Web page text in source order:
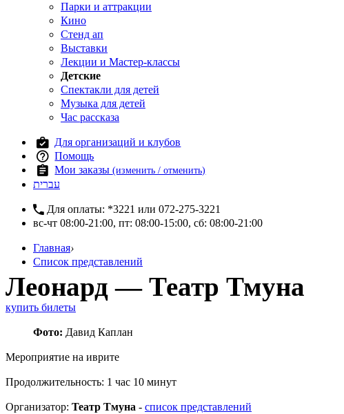
Парки и аттракции
Кино
Стенд ап
Выставки
Лекции и Мастер-классы
Детские
Спектакли для детей
Музыка для детей
Час рассказа
Для организаций и клубов
Помощь
Мои заказы(изменить / отменить)
עברית
Для оплаты: *3221 или 072-275-3221
вс-чт 08:00-21:00, пт: 08:00-15:00, сб: 08:00-21:00
Главная›
Список представлений
Леонард — Театр Тмуна
купить билеты
Фото: Давид Каплан
Мероприятие на иврите
Продолжительность: 1 час 10 минут
Организатор: Театр Тмуна - список представлений